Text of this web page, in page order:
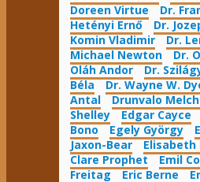
Doreen Virtue
Dr.
Hetényi Ernő
Dr.
Komin Vladimir
Dr.
Michael Newton
Dr.
Oláh Andor
Dr.
Béla
Dr. Wayne W.
Antal
Drunvalo
Shelley
Edgar Cayce
Bono
Egely György
Jaxon-Bear
Elisabeth
Clare Prophet
Emil
Freitag
Eric Berne